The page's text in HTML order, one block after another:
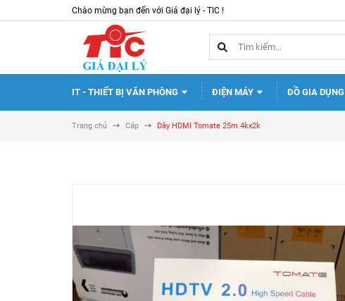
Chào mừng bạn đến với Giá đại lý - TIC !
IT - THIẾT BỊ VĂN PHÒNG ĐIỆN MÁY ĐỒ GIA DỤNG
Trang chủ Cáp Dây HDMI Tomate 25m 4kx2k